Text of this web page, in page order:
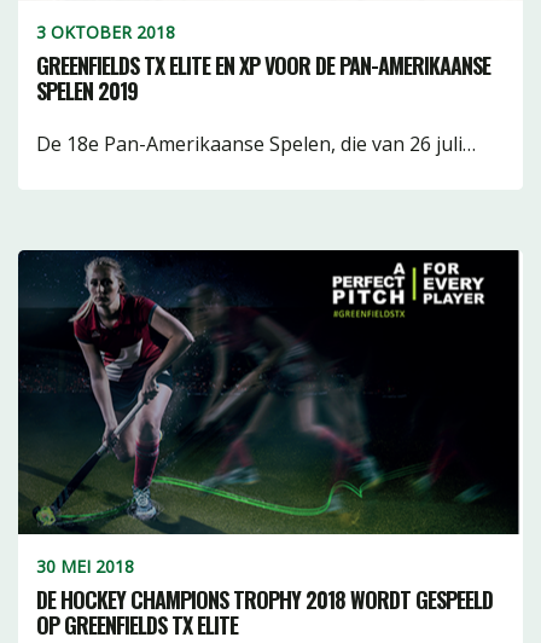
3 OKTOBER 2018
GREENFIELDS TX ELITE EN XP VOOR DE PAN-AMERIKAANSE
SPELEN 2019
De 18e Pan-Amerikaanse Spelen, die van 26 juli…
30 MEI 2018
DE HOCKEY CHAMPIONS TROPHY 2018 WORDT GESPEELD
OP GREENFIELDS TX ELITE